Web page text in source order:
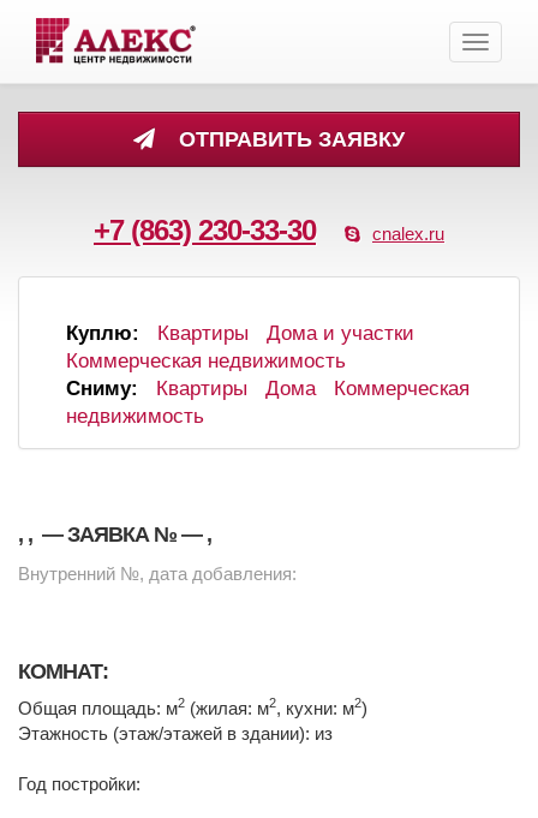
ОТПРАВИТЬ ЗАЯВКУ
+7 (863) 230-33-30 cnalex.ru
Toggle
Куплю: Квартиры
Дома и участки
Коммерческая недвижимость
Сниму:
Квартиры Дома
Коммерческая
недвижимость
, , — ЗАЯВКА № — ,
Внутренний №, дата добавления:
КОМНАТ:
Общая площадь: м2 (жилая: м2, кухни: м2)
Этажность (этаж/этажей в здании): из
Год постройки: